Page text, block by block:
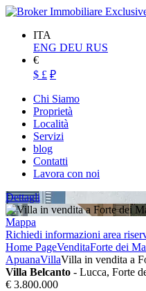
ITA
ENG DEU RUS
€
$ £ ₽
Chi Siamo
Proprietà
Località
Servizi
blog
Contatti
Lavora con noi
Dettagli
Mappa
Richiedi informazioni area
Home PageVenditaForte dei
ApuanaVillaVilla in vendita a
Villa Belcanto - Lucca, Forte
€ 3.800.000